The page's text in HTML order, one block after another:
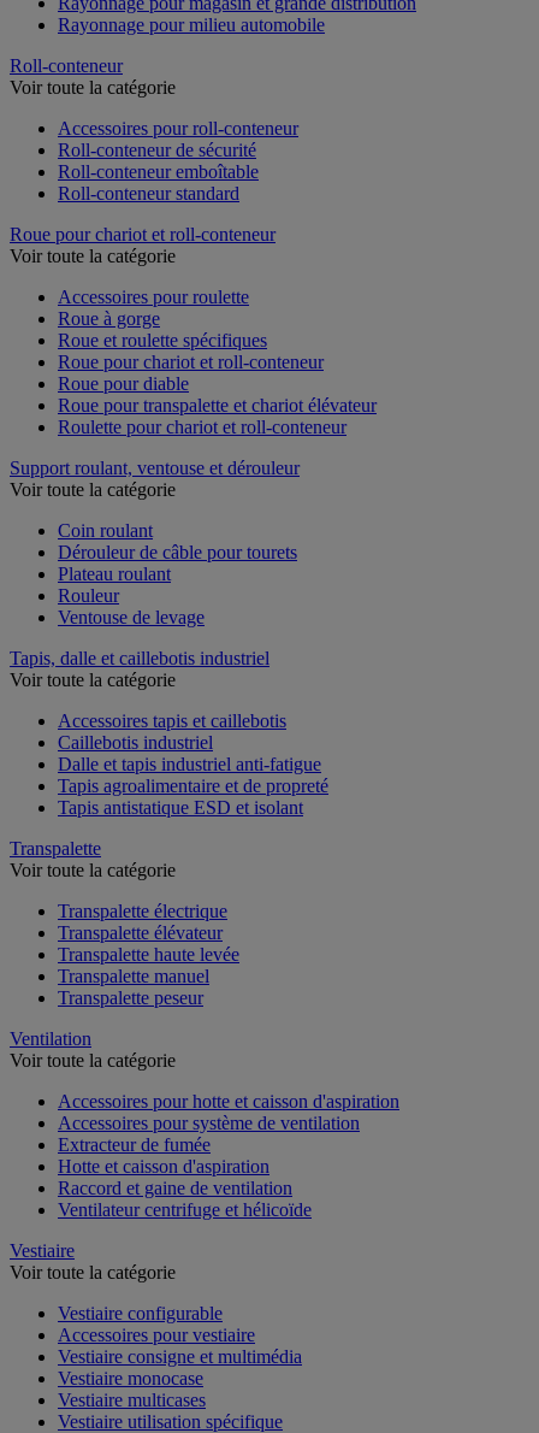
Rayonnage pour milieu automobile
Roll-conteneur
Voir toute la catégorie
Accessoires pour roll-conteneur
Roll-conteneur de sécurité
Roll-conteneur emboîtable
Roll-conteneur standard
Roue pour chariot et roll-conteneur
Voir toute la catégorie
Accessoires pour roulette
Roue à gorge
Roue et roulette spécifiques
Roue pour chariot et roll-conteneur
Roue pour diable
Roue pour transpalette et chariot élévateur
Roulette pour chariot et roll-conteneur
Support roulant, ventouse et dérouleur
Voir toute la catégorie
Coin roulant
Dérouleur de câble pour tourets
Plateau roulant
Rouleur
Ventouse de levage
Tapis, dalle et caillebotis industriel
Voir toute la catégorie
Accessoires tapis et caillebotis
Caillebotis industriel
Dalle et tapis industriel anti-fatigue
Tapis agroalimentaire et de propreté
Tapis antistatique ESD et isolant
Transpalette
Voir toute la catégorie
Transpalette électrique
Transpalette élévateur
Transpalette haute levée
Transpalette manuel
Transpalette peseur
Ventilation
Voir toute la catégorie
Accessoires pour hotte et caisson d'aspiration
Accessoires pour système de ventilation
Extracteur de fumée
Hotte et caisson d'aspiration
Raccord et gaine de ventilation
Ventilateur centrifuge et hélicoïde
Vestiaire
Voir toute la catégorie
Vestiaire configurable
Accessoires pour vestiaire
Vestiaire consigne et multimédia
Vestiaire monocase
Vestiaire multicases
Vestiaire utilisation spécifique